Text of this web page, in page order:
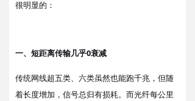
很明显的 ：
一、 短距离传输几乎0衰减
传统网线超五类、六类虽然也能跑千兆，但随
着长度增加，信号总归有损耗。而光纤每公里